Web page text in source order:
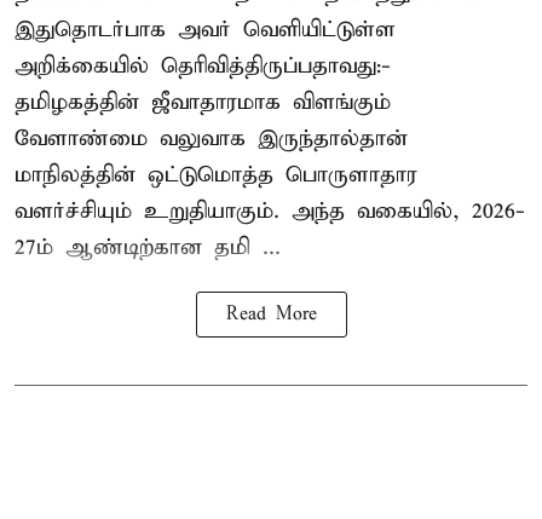
இதுதொடர்பாக அவர் வெளியிட்டுள்ள
அறிக்கையில் தெரிவித்திருப்பதாவது:-
தமிழகத்தின் ஜீவாதாரமாக விளங்கும்
வேளாண்மை வலுவாக இருந்தால்தான்
மாநிலத்தின் ஒட்டுமொத்த பொருளாதார
வளர்ச்சியும் உறுதியாகும். அந்த வகையில், 2026-
27ம் ஆண்டிற்கான தமி ...
Read More